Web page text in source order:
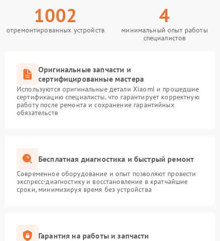
1002
отремонтированных устройств
4
минимальный опыт работы
специалистов
Оригинальные запчасти и
сертифицированные мастера
Используются оригинальные детали Xiaomi и прошедшие
сертификацию специалисты, что гарантирует корректную
работу после ремонта и сохранение гарантийных
обязательств
Бесплатная диагностика и быстрый ремонт
Современное оборудование и опыт позволяют провести
экспресс-диагностику и восстановление в кратчайшие
сроки, минимизируя время без устройства
Гарантия на работы и запчасти